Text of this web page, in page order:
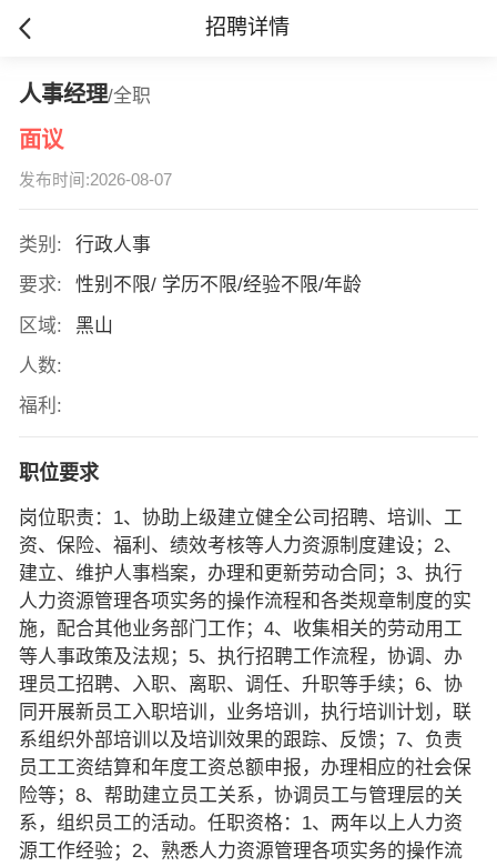
招聘详情
人事经理/全职
面议
发布时间:2026-08-07
类别:
行政人事
要求:
性别不限/ 学历不限/经验不限/年龄
区域:
黑山
人数:
福利:
职位要求
岗位职责：1、协助上级建立健全公司招聘、培训、工
资、保险、福利、绩效考核等人力资源制度建设；2、
建立、维护人事档案，办理和更新劳动合同；3、执行
人力资源管理各项实务的操作流程和各类规章制度的实
施，配合其他业务部门工作；4、收集相关的劳动用工
等人事政策及法规；5、执行招聘工作流程，协调、办
理员工招聘、入职、离职、调任、升职等手续；6、协
同开展新员工入职培训，业务培训，执行培训计划，联
系组织外部培训以及培训效果的跟踪、反馈；7、负责
员工工资结算和年度工资总额申报，办理相应的社会保
险等；8、帮助建立员工关系，协调员工与管理层的关
系，组织员工的活动。任职资格：1、两年以上人力资
源工作经验；2、熟悉人力资源管理各项实务的操作流